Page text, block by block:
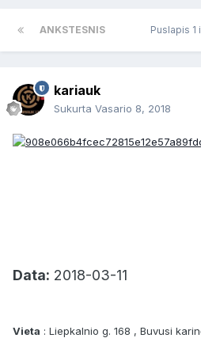
ANKSTESNIS Puslapis 1
kariauk
Sukurta Vasario 8, 2018
Data: 2018-03-11
Vieta : Liepkalnio g. 168 , Buvusi